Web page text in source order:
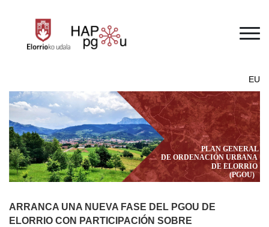
EU
ARRANCA UNA NUEVA FASE DEL PGOU DE
ELORRIO CON PARTICIPACIÓN SOBRE